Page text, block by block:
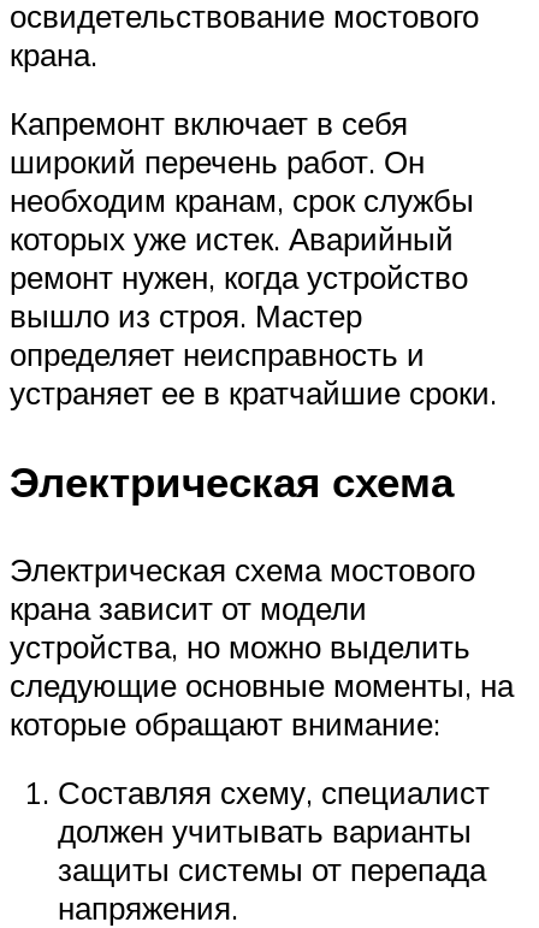
освидетельствование мостового
крана.
Капремонт включает в себя
широкий перечень работ. Он
необходим кранам, срок службы
которых уже истек. Аварийный
ремонт нужен, когда устройство
вышло из строя. Мастер
определяет неисправность и
устраняет ее в кратчайшие сроки.
Электрическая схема
Электрическая схема мостового
крана зависит от модели
устройства, но можно выделить
следующие основные моменты, на
которые обращают внимание:
Составляя схему, специалист
должен учитывать варианты
защиты системы от перепада
напряжения.